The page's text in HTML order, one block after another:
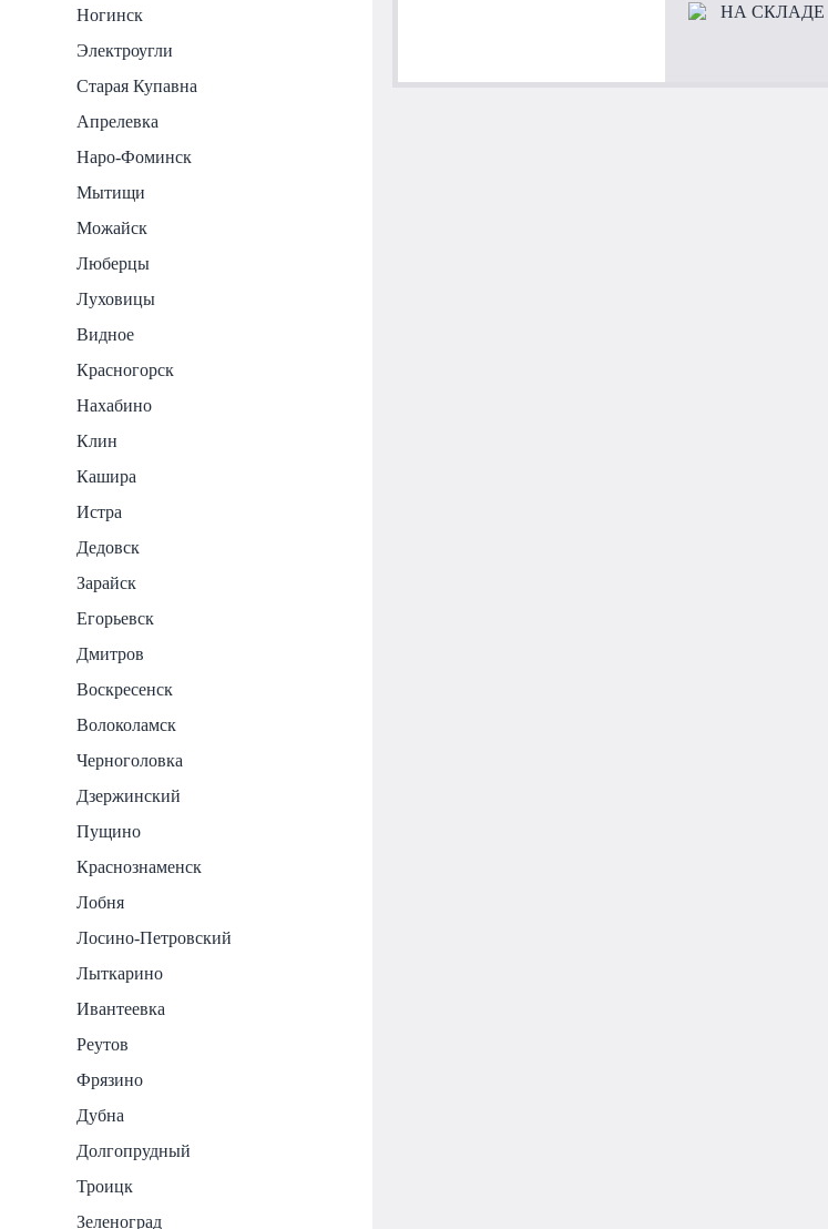
Ногинск
Электроугли
Старая Купавна
Апрелевка
Наро-Фоминск
Мытищи
Можайск
Люберцы
Луховицы
Видное
Красногорск
Нахабино
Клин
Кашира
Истра
Дедовск
Зарайск
Егорьевск
Дмитров
Воскресенск
Волоколамск
Черноголовка
Дзержинский
Пущино
Краснознаменск
Лобня
Лосино-Петровский
Лыткарино
Ивантеевка
Реутов
Фрязино
Дубна
Долгопрудный
Троицк
Зеленоград
НА СКЛАДЕ